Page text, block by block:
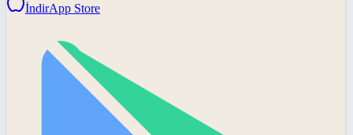
İndirApp Store